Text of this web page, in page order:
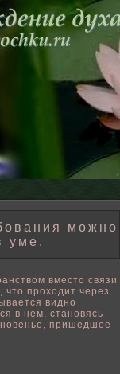
можно
уме.
вместо связи
проходит через
видно
в нем, становясь
пришедшее